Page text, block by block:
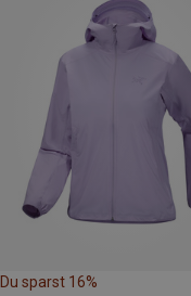
Du sparst 16%